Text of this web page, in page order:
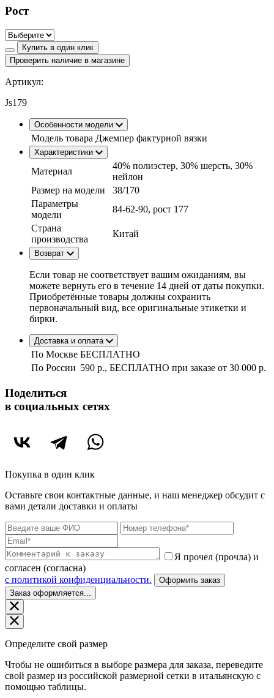
Рост
Купить в один клик
Проверить наличие в магазине
Артикул:
Js179
Особенности модели
Модель товара Джемпер фактурной вязки
Характеристики
Материал
40% полиэстер, 30% шерсть, 30%
нейлон
Размер на модели
38/170
Параметры
модели
84-62-90, рост 177
Страна
производства
Китай
Возврат
Если товар не соответствует вашим ожиданиям, вы
можете вернуть его в течение 14 дней от даты покупки.
Приобретённые товары должны сохранить
первоначальный вид, все оригинальные этикетки и
бирки.
Доставка и оплата
По Москве БЕСПЛАТНО
По России 590 р., БЕСПЛАТНО при заказе от 30 000 р.
Поделиться
в социальных сетях
Покупка в один клик
Оставьте свои контактные данные, и наш менеджер обсудит с
вами детали доставки и оплаты
Я прочел (прочла) и
согласен (согласна)
c политикой конфиденциальности.
Оформить заказ
Заказ оформляется...
Определите свой размер
Чтобы не ошибиться в выборе размера для заказа, переведите
свой размер из российской размерной сетки в итальянскую с
помощью таблицы.